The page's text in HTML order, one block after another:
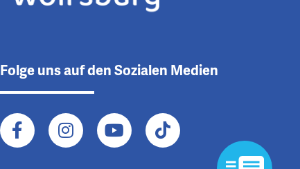
Folge uns auf den Sozialen Medien